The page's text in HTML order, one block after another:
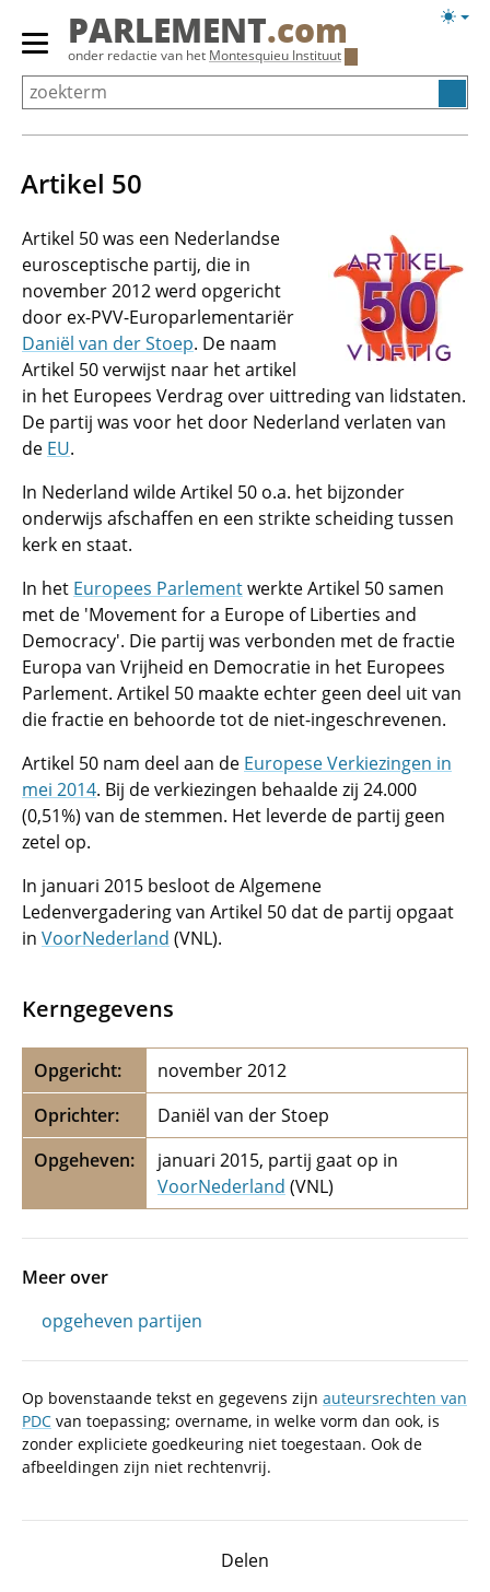
Overslaan
Primair
menu
tonen/verbergen
PARLEMENT.com
onder redactie van het Montesquieu Instituut
Artikel 50
Artikel 50 was een Nederlandse
eurosceptische partij, die in
november 2012 werd opgericht
door ex-PVV-Europarlementariër
Daniël van der Stoep. De naam
Artikel 50 verwijst naar het artikel
in het Europees Verdrag over uittreding van lidstaten.
De partij was voor het door Nederland verlaten van
de EU.
In Nederland wilde Artikel 50 o.a. het bijzonder
onderwijs afschaffen en een strikte scheiding tussen
kerk en staat.
In het Europees Parlementwerkte Artikel 50 samen
met de 'Movement for a Europe of Liberties and
Democracy'. Die partij was verbonden met de fractie
Europa van Vrijheid en Democratie in het Europees
Parlement. Artikel 50 maakte echter geen deel uit van
die fractie en behoorde tot de niet-ingeschrevenen.
Artikel 50 nam deel aan de Europese Verkiezingen in
mei 2014. Bij de verkiezingen behaalde zij 24.000
(0,51%) van de stemmen. Het leverde de partij geen
zetel op.
In januari 2015 besloot de Algemene
Ledenvergadering van Artikel 50 dat de partij opgaat
in VoorNederland (VNL).
Kerngegevens
Opgericht:
november 2012
Oprichter:
Daniël van der Stoep
Opgeheven:
januari 2015, partij gaat op in
VoorNederland (VNL)
Meer over
opgeheven partijen
Op bovenstaande tekst en gegevens zijn auteursrechten van
PDC van toepassing; overname, in welke vorm dan ook, is
zonder expliciete goedkeuring niet toegestaan. Ook de
afbeeldingen zijn niet rechtenvrij.
Delen